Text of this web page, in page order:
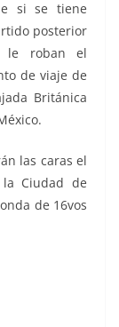
si se tiene
posterior
le roban el
de viaje de
Británica
las caras el
Ciudad de
de 16vos